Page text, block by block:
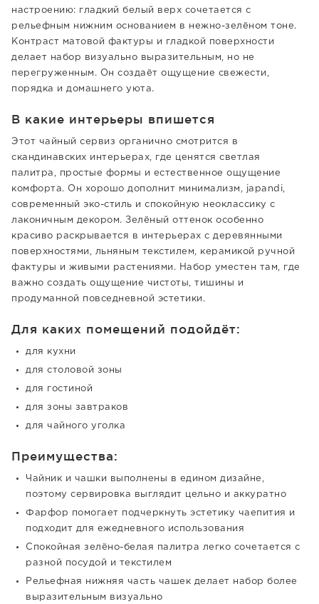
настроению: гладкий белый верх сочетается с
рельефным нижним основанием в нежно-зелёном тоне.
Контраст матовой фактуры и гладкой поверхности
делает набор визуально выразительным, но не
перегруженным. Он создаёт ощущение свежести,
порядка и домашнего уюта.
В какие интерьеры впишется
Этот чайный сервиз органично смотрится в
скандинавских интерьерах, где ценятся светлая
палитра, простые формы и естественное ощущение
комфорта. Он хорошо дополнит минимализм, japandi,
современный эко-стиль и спокойную неоклассику с
лаконичным декором. Зелёный оттенок особенно
красиво раскрывается в интерьерах с деревянными
поверхностями, льняным текстилем, керамикой ручной
фактуры и живыми растениями. Набор уместен там, где
важно создать ощущение чистоты, тишины и
продуманной повседневной эстетики.
Для каких помещений подойдёт:
для кухни
для столовой зоны
для гостиной
для зоны завтраков
для чайного уголка
Преимущества:
Чайник и чашки выполнены в едином дизайне,
поэтому сервировка выглядит цельно и аккуратно
Фарфор помогает подчеркнуть эстетику чаепития и
подходит для ежедневного использования
Спокойная зелёно-белая палитра легко сочетается с
разной посудой и текстилем
Рельефная нижняя часть чашек делает набор более
выразительным визуально